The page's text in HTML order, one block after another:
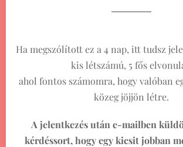
Ha megszólított ez a 4 nap, itt tudsz
kis létszámú, 5 fős
ahol fontos számomra, hogy valóban
közeg jöjjön létre.
A jelentkezés után e-mailben
kérdéssort, hogy egy kicsit jobban